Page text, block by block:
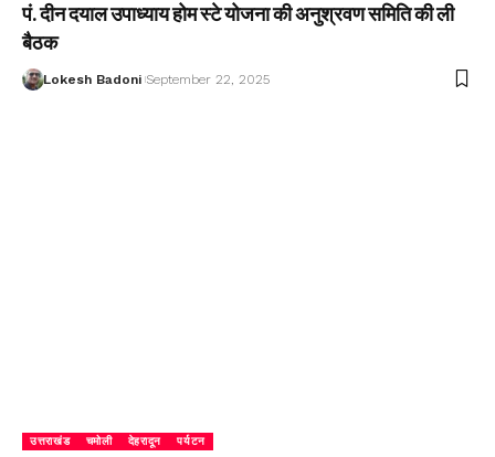
पं. दीन दयाल उपाध्याय होम स्टे योजना की अनुश्रवण समिति की ली
बैठक
Lokesh Badoni September 22, 2025
उत्तराखंड चमोली देहरादून पर्यटन